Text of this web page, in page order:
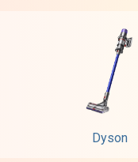
Dyson